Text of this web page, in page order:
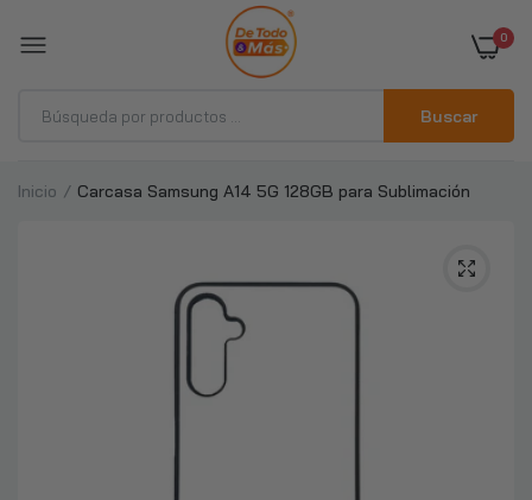
0
Buscar
Inicio Carcasa Samsung A14 5G 128GB para Sublimación